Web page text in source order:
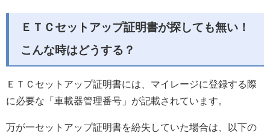
ＥＴＣセットアップ証明書が探しても無い！
こんな時はどうする？
ＥＴＣセットアップ証明書には、マイレージに登録する際
に必要な「車載器管理番号」が記載されています。
万が一セットアップ証明書を紛失していた場合は、以下の